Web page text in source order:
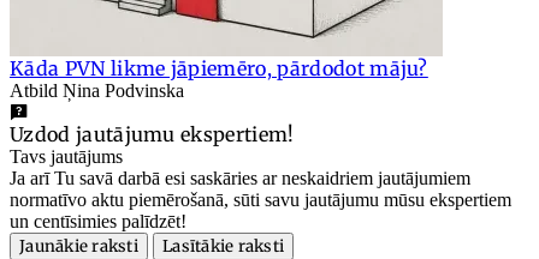
Kāda PVN likme jāpiemēro, pārdodot māju?
Atbild Ņina Podvinska
Uzdod jautājumu ekspertiem!
Tavs jautājums
Ja arī Tu savā darbā esi saskāries ar neskaidriem jautājumiem
normatīvo aktu piemērošanā, sūti savu jautājumu mūsu ekspertiem
un centīsimies palīdzēt!
Jaunākie raksti
Lasītākie raksti